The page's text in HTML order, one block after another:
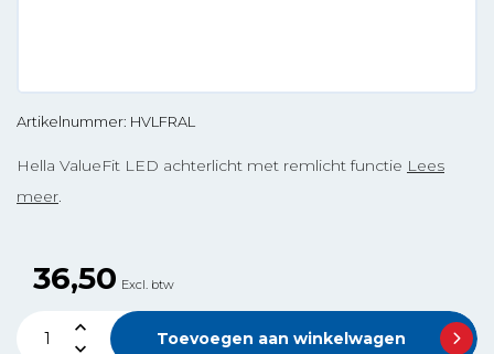
Artikelnummer: HVLFRAL
Hella ValueFit LED achterlicht met remlicht functie Lees
meer.
36,50 Excl. btw
Toevoegen aan winkelwagen